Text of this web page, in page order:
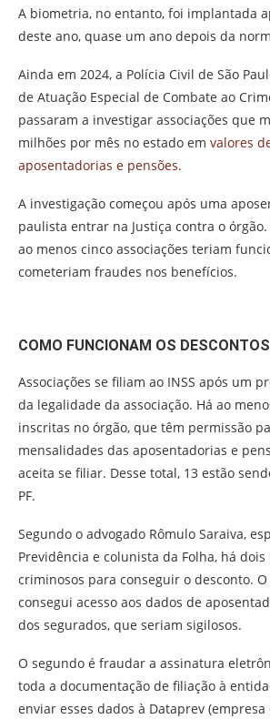
A biometria, no entanto, foi implantada
deste ano, quase um ano depois da
Ainda em 2024, a Polícia Civil de São
de Atuação Especial de Combate ao
passaram a investigar associações que
milhões por mês no estado em valores
aposentadorias e pensões.
A investigação começou após uma
paulista entrar na Justiça contra o
ao menos cinco associações teriam
cometeriam fraudes nos benefícios.
COMO FUNCIONAM OS
Associações se filiam ao INSS após um
da legalidade da associação. Há ao
inscritas no órgão, que têm permissão
mensalidades das aposentadorias e
aceita se filiar. Desse total, 13 estão
PF.
Segundo o advogado Rômulo Saraiva,
Previdência e colunista da Folha, há dois
criminosos para conseguir o desconto.
consegui acesso aos dados de
dos segurados, que seriam sigilosos.
O segundo é fraudar a assinatura
toda a documentação de filiação à
enviar esses dados à Dataprev